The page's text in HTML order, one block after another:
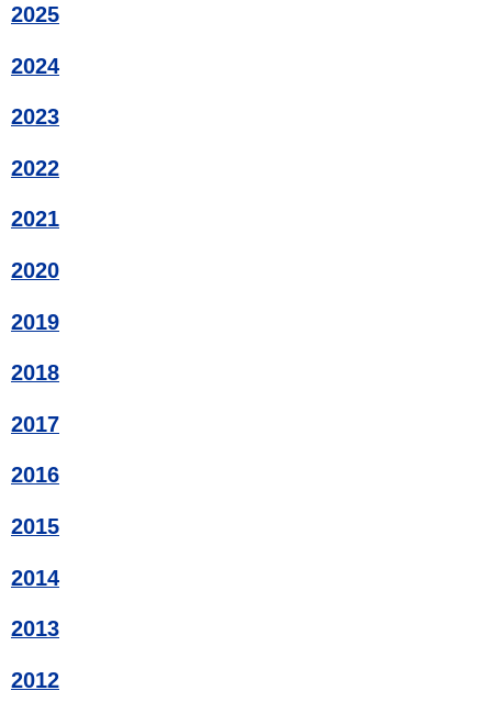
2025
2024
2023
2022
2021
2020
2019
2018
2017
2016
2015
2014
2013
2012